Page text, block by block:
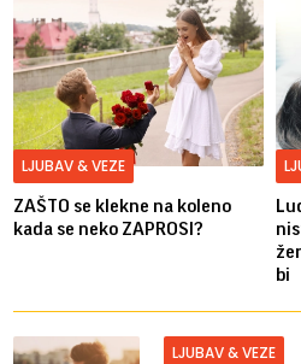
LJUBAV & VEZE
ZAŠTO se klekne na koleno
kada se neko ZAPROSI?
bi
LJUBAV & VEZE